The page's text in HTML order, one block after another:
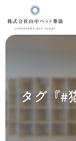
タグ『#